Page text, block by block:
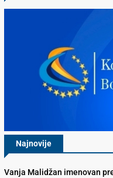
Najnovije
Vanja Malidžan imenovan